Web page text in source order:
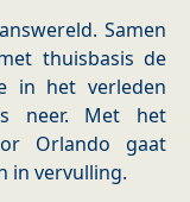
Samen
thuisbasis de
in het verleden
neer. Met het
Orlando gaat
in vervulling.